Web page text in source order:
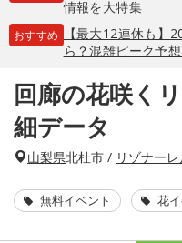
情報を大特集
おすすめ
【最大12連休も】
ら？混雑ピーク予
回廊の花咲く
細データ
山梨県北杜市 / リゾナー
無料イベント 花